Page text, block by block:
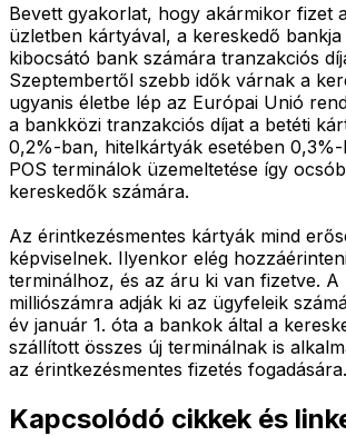
Bevett gyakorlat, hogy akármikor fizet
üzletben kártyával, a kereskedő
kibocsátó bank számára tranzakciós
Szeptembertől szebb idők várnak a
ugyanis életbe lép az Európai Unió
a bankközi tranzakciós díjat a betéti
0,2%-ban, hitelkártyák esetében 0,3%-
POS terminálok üzemeltetése így
kereskedők számára.
Az érintkezésmentes kártyák mind
képviselnek. Ilyenkor elég
terminálhoz, és az áru ki van fizetve. A
milliószámra adják ki az ügyfeleik
év január 1. óta a bankok által a
szállított összes új terminálnak is
az érintkezésmentes fizetés fogadására.
Kapcsolódó cikkek és